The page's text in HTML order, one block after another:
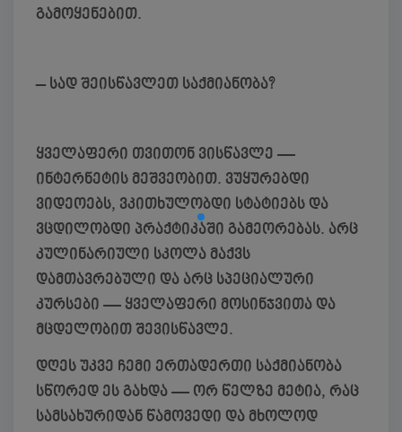
გამოყენებით.
– სად შეისწავლეთ საქმიანობა?
ყველაფერი თვითონ ვისწავლე —
ინტერნეტის მეშვეობით. ვუყურებდი
ვიდეოებს, ვკითხულობდი სტატიებს და
ვცდილობდი პრაქტიკაში გამეორებას. არც
კულინარიული სკოლა მაქვს
დამთავრებული და არც სპეციალური
კურსები — ყველაფერი მოსინჯვითა და
მცდელობით შევისწავლე.
დღეს უკვე ჩემი ერთადერთი საქმიანობა
სწორედ ეს გახდა — ორ წელზე მეტია, რაც
სამსახურიდან წამოვედი და მხოლოდ